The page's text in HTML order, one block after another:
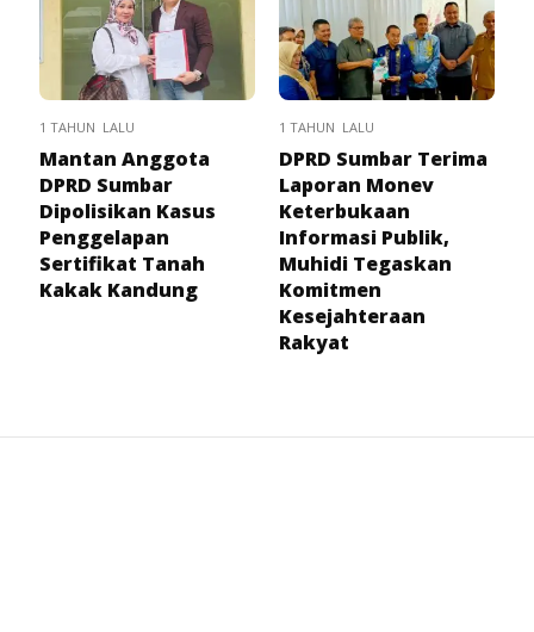
1 TAHUN LALU
Mantan Anggota
DPRD Sumbar
Dipolisikan Kasus
Penggelapan
Sertifikat Tanah
Kakak Kandung
1 TAHUN LALU
DPRD Sumbar Terima
Laporan Monev
Keterbukaan
Informasi Publik,
Muhidi Tegaskan
Komitmen
Kesejahteraan
Rakyat